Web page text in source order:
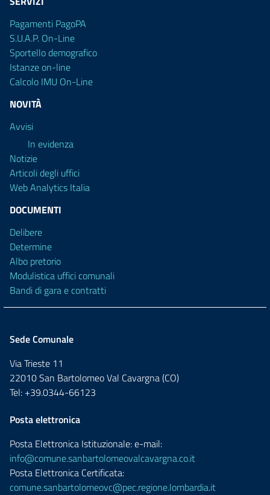
Pagamenti PagoPA
S.U.A.P. On-Line
Sportello demografico
Istanze on-line
Calcolo IMU On-Line
NOVITÀ
Avvisi
In evidenza
Notizie
Articoli degli uffici
Web Analytics Italia
DOCUMENTI
Delibere
Determine
Albo pretorio
Modulistica uffici comunali
Bandi di gara e contratti
Sede Comunale
Via Trieste 11
22010 San Bartolomeo Val Cavargna (CO)
Tel: +39.0344-66123
Posta elettronica
Posta Elettronica Istituzionale: e-mail:
info@comune.sanbartolomeovalcavargna.co.it
Posta Elettronica Certificata:
comune.sanbartolomeovc@pec.regione.lombardia.it